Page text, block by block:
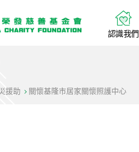
認識我們
援助 關懷基隆市居家關懷照護中心